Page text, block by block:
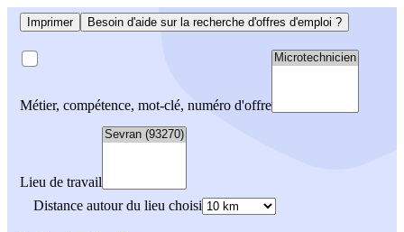
Imprimer Besoin d'aide sur la recherche d'offres d'emploi ?
Métier, compétence, mot-clé, numéro d'offre
Lieu de travail
Distance autour du lieu choisi